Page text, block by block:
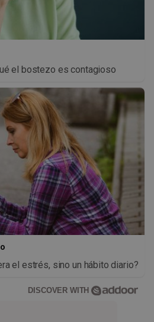
el bostezo es contagioso
el estrés, sino un hábito diario?
DISCOVER WITH